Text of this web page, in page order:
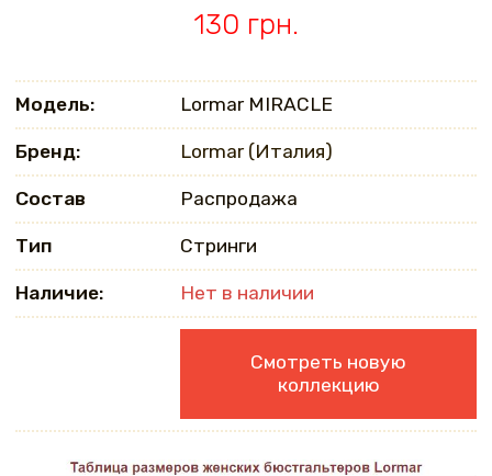
130 грн.
Модель: Lormar MIRACLE
Бренд: Lormar (Италия)
Состав Распродажа
Тип Стринги
Наличие: Нет в наличии
Смотреть новую
коллекцию